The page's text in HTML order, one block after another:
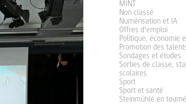
MINT
Non classé
Numérisation et IA
Offres d'emploi
Politique, économie
Promotion des
Sondages et études
Sorties de classe,
scolaires
Sport
Sport et santé
Steinmühle en